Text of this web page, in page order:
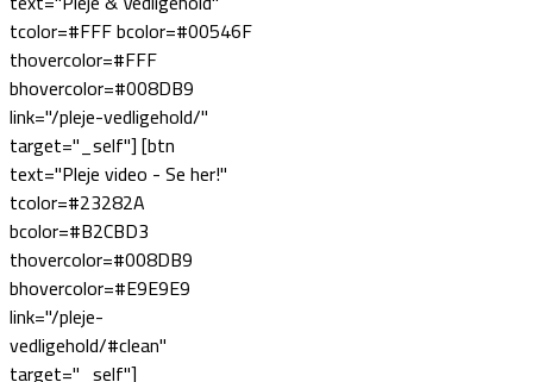
tcolor=#FFF bcolor=#00546F
thovercolor=#FFF
bhovercolor=#008DB9
link="/pleje-vedligehold/"
target="_self"] [btn
text="Pleje video - Se her!"
tcolor=#23282A
bcolor=#B2CBD3
thovercolor=#008DB9
bhovercolor=#E9E9E9
link="/pleje-
vedligehold/#clean"
target="_self"]